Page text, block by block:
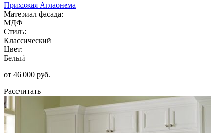
Прихожая Аглаонема
Материал фасада:
МДФ
Стиль:
Классический
Цвет:
Белый
от 46 000 руб.
Рассчитать